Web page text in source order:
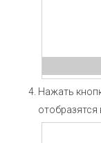
Нажать
отобразятся